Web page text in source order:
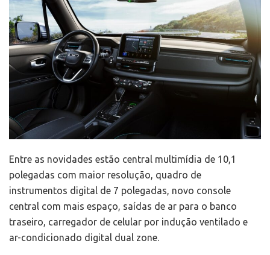
Entre as novidades estão central multimídia de 10,1
polegadas com maior resolução, quadro de
instrumentos digital de 7 polegadas, novo console
central com mais espaço, saídas de ar para o banco
traseiro, carregador de celular por indução ventilado e
ar-condicionado digital dual zone.